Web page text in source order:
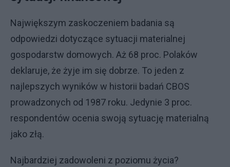
Największym zaskoczeniem badania są
odpowiedzi dotyczące sytuacji materialnej
gospodarstw domowych. Aż 68 proc. Polaków
deklaruje, że żyje im się dobrze. To jeden z
najlepszych wyników w historii badań CBOS
prowadzonych od 1987 roku. Jedynie 3 proc.
respondentów ocenia swoją sytuację materialną
jako złą.
Najbardziej zadowoleni z poziomu życia?